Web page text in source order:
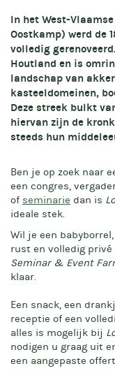
In het West-
Oostkamp) werd de
volledig gerenoveerd.
Houtland en is
landschap van
kasteeldomeinen,
Deze streek bulkt
hiervan zijn de
steeds hun
Ben je op zoek naar
een congres,
of seminarie dan is
ideale stek.
Wil je een
rust en volledig
Seminar & Event
klaar.
Een snack, een
receptie of een
alles is mogelijk bij
nodigen u graag uit
een aangepaste